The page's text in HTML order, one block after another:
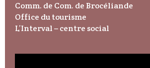
Comm. de Com. de Brocéliande
Office du tourisme
L’Interval – centre social